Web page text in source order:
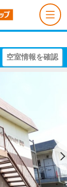
空室情報を確認